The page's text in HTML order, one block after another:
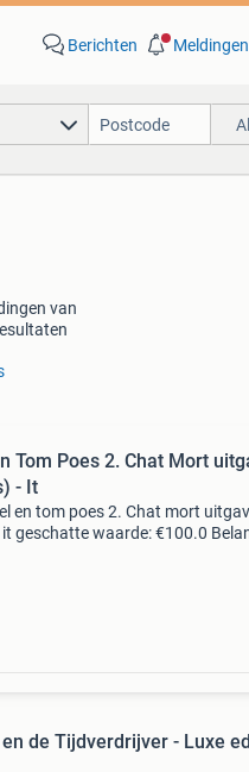
Berichten Meldingen
van
Tom Poes 2. Chat Mort
- It
en tom poes 2. Chat mort
it geschatte waarde: €100.0
de Tijdverdrijver - Luxe